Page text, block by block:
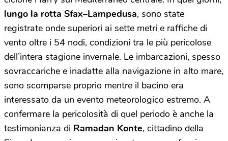
lungo la rotta Sfax–Lampedusa, sono state
registrate onde superiori ai sette metri e raffiche di
vento oltre i 54 nodi, condizioni tra le più pericolose
dell’intera stagione invernale. Le imbarcazioni, spesso
sovraccariche e inadatte alla navigazione in alto mare,
sono scomparse proprio mentre il bacino era
interessato da un evento meteorologico estremo. A
confermare la pericolosità di quel periodo è anche la
testimonianza di Ramadan Konte, cittadino della